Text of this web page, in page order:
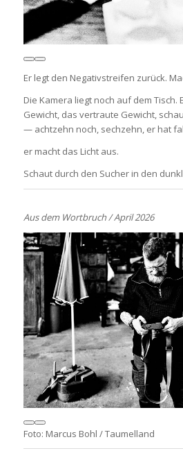
Er legt den Negativstreifen zurück.
Die Kamera liegt noch auf dem Tisch.
Gewicht, das vertraute Gewicht,
— achtzehn noch, sechzehn, er hat
er macht das Licht aus.
Schaut durch den Sucher in den
Aus dem Wortbruch / April 2026
Foto: Marcus Bohl / Taumelland